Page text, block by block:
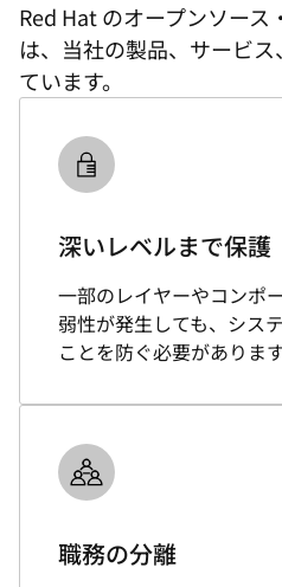
Red Hat のオープンソース
は、当社の製品、サービ
ています。
深いレベルまで保護
一部のレイヤーやコンポ
弱性が発生しても、シス
ことを防ぐ必要があります
職務の分離